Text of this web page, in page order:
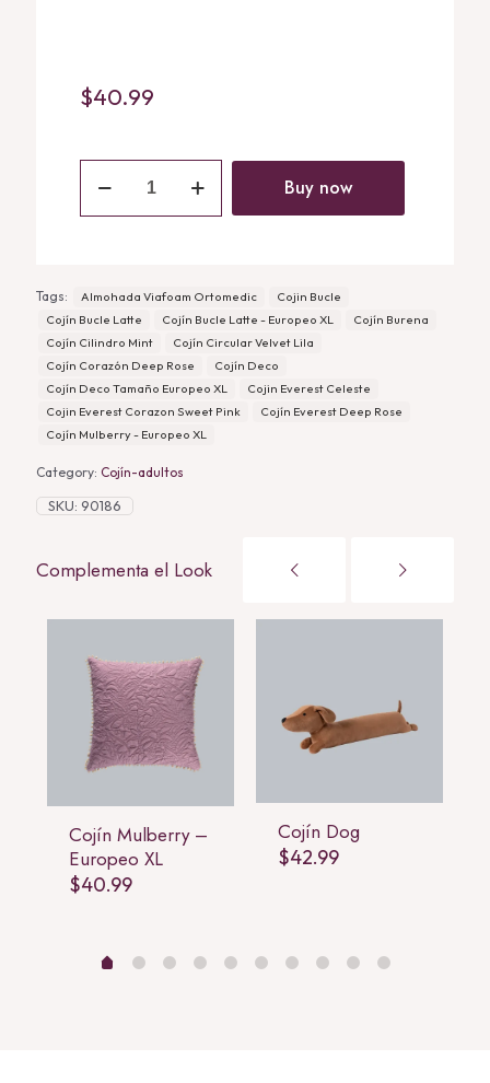
$40.99
Cojín
Europeo
Buy now
Tags: Almohada Viafoam Ortomedic
Cojin Bucle
Cojín Bucle Latte
Cojín Bucle Latte - Europeo XL
Cojín Burena
Cojín Cilindro Mint
Cojín Circular Velvet Lila
Cojín Corazón Deep Rose
Cojín Deco
Cojín Deco Tamaño Europeo XL
Cojin Everest Celeste
Cojin Everest Corazon Sweet Pink
Cojín Everest Deep Rose
Cojín Mulberry - Europeo XL
Category: Cojín-adultos
SKU: 90186
Complementa el Look
Cojín Mulberry –
Europeo XL
$40.99
Cojín Dog
$42.99